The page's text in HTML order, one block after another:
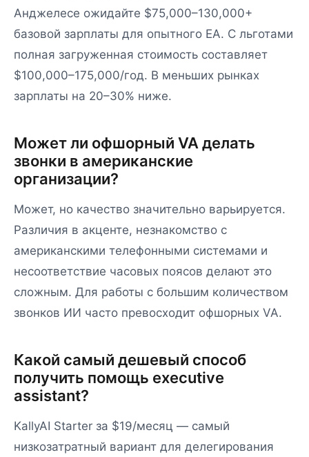
Анджелесе ожидайте $75,000–130,000+
базовой зарплаты для опытного EA. С льготами
полная загруженная стоимость составляет
$100,000–175,000/год. В меньших рынках
зарплаты на 20–30% ниже.
Может ли офшорный VA делать
звонки в американские
организации?
Может, но качество значительно варьируется.
Различия в акценте, незнакомство с
американскими телефонными системами и
несоответствие часовых поясов делают это
сложным. Для работы с большим количеством
звонков ИИ часто превосходит офшорных VA.
Какой самый дешевый способ
получить помощь executive
assistant?
KallyAI Starter за $19/месяц — самый
низкозатратный вариант для делегирования